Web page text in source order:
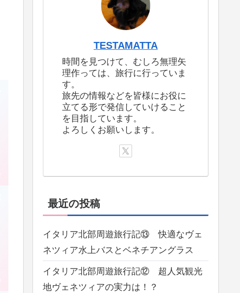
TESTAMATTA
時間を見つけて、むしろ無理矢
理作っては、旅行に行っていま
す。
旅先の情報などを皆様にお役に
立てる形で発信していけること
を目指しています。
よろしくお願いします。
最近の投稿
イタリア北部周遊旅行記⑬ 快適なヴェ
ネツィア水上バスとベネチアングラス
イタリア北部周遊旅行記⑫ 超人気観光
地ヴェネツィアの実力は！？